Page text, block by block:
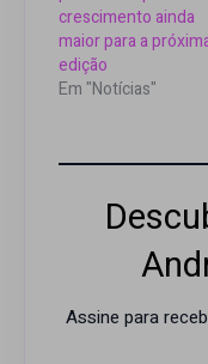
crescimento ainda
maior para a
edição
Em "Notícias"
Assine para